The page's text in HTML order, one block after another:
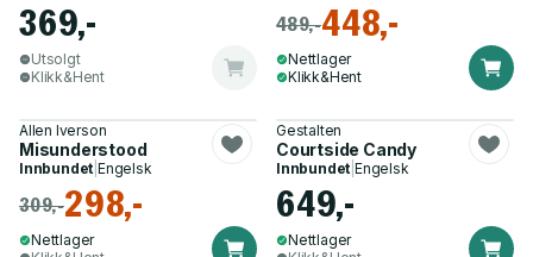
369,-
Utsolgt
Klikk&Hent
489,-448,-
Nettlager
Klikk&Hent
Allen Iverson
Misunderstood
Innbundet |Engelsk
309,-298,-
Nettlager
Gestalten
Courtside Candy
Innbundet |Engelsk
649,-
Nettlager